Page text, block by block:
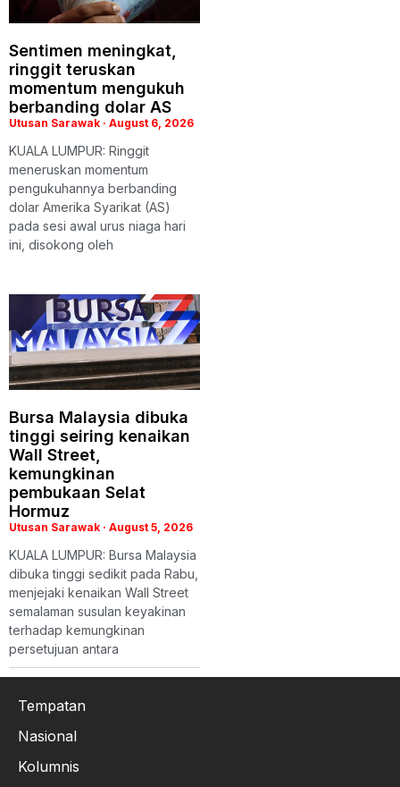
Sentimen meningkat,
ringgit teruskan
momentum mengukuh
berbanding dolar AS
Utusan Sarawak August 6, 2026
KUALA LUMPUR: Ringgit
meneruskan momentum
pengukuhannya berbanding
dolar Amerika Syarikat (AS)
pada sesi awal urus niaga hari
ini, disokong oleh
Bursa Malaysia dibuka
tinggi seiring kenaikan
Wall Street,
kemungkinan
pembukaan Selat
Hormuz
Utusan Sarawak August 5, 2026
KUALA LUMPUR: Bursa Malaysia
dibuka tinggi sedikit pada Rabu,
menjejaki kenaikan Wall Street
semalaman susulan keyakinan
terhadap kemungkinan
persetujuan antara
Tempatan
Nasional
Kolumnis